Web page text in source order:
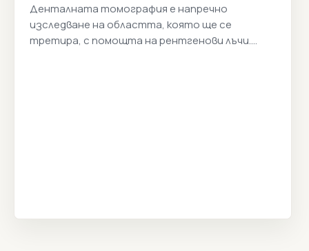
Денталната томография е напречно
изследване на областта, която ще се
третира, с помощта на рентгенови лъчи.